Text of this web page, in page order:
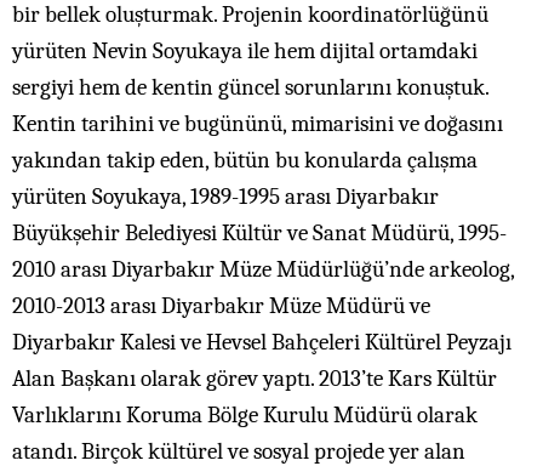
bir bellek oluşturmak. Projenin koordinatörlüğünü
yürüten Nevin Soyukaya ile hem dijital ortamdaki
sergiyi hem de kentin güncel sorunlarını konuştuk.
Kentin tarihini ve bugününü, mimarisini ve doğasını
yakından takip eden, bütün bu konularda çalışma
yürüten Soyukaya, 1989-1995 arası Diyarbakır
Büyükşehir Belediyesi Kültür ve Sanat Müdürü, 1995-
2010 arası Diyarbakır Müze Müdürlüğü’nde arkeolog,
2010-2013 arası Diyarbakır Müze Müdürü ve
Diyarbakır Kalesi ve Hevsel Bahçeleri Kültürel Peyzajı
Alan Başkanı olarak görev yaptı. 2013’te Kars Kültür
Varlıklarını Koruma Bölge Kurulu Müdürü olarak
atandı. Birçok kültürel ve sosyal projede yer alan